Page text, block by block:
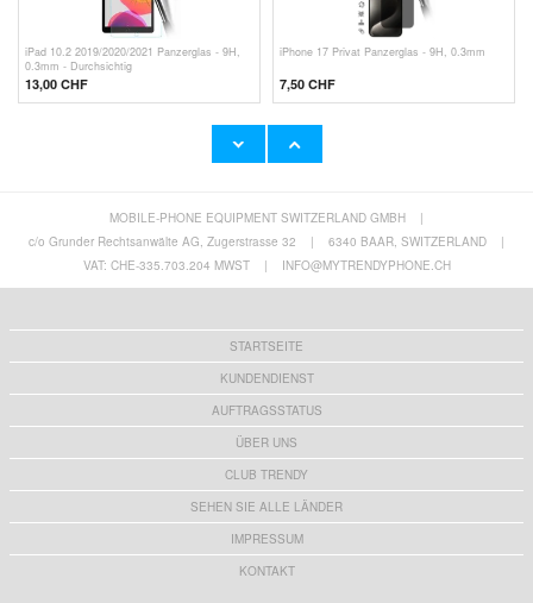
iPad 10.2 2019/2020/2021 Panzerglas - 9H,
0.3mm - Durchsichtig
13,00 CHF
iPhone 17 Privat Panzerglas - 9H, 0.3mm
7,50 CHF
iPhone 16 Pro/17/17 Pro Spigen Glas.tR EZ
Fit Pro Panzerglas - klar
iPhone 17 Tech-Protect MagFlex Hülle -
MagSafe-kompatibel - Nebelblau
8,60 CHF
MOBILE-PHONE EQUIPMENT SWITZERLAND GMBH
|
c/o Grunder Rechtsanwälte AG, Zugerstrasse 32
| 6340 BAAR, SWITZERLAND
|
VAT: CHE-335.703.204 MWST
| INFO@MYTRENDYPHONE.CH
STARTSEITE
KUNDENDIENST
AUFTRAGSSTATUS
ÜBER UNS
CLUB TRENDY
SEHEN SIE ALLE LÄNDER
IMPRESSUM
KONTAKT